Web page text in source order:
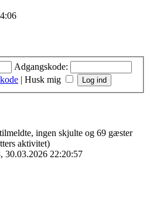
Adgangskode:
| Husk mig
ingen skjulte og 69 gæster
aktivitet)
, 30.03.2026 22:20:57